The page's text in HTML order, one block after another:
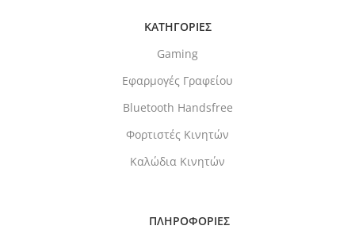
ΚΑΤΗΓΟΡΙΕΣ
Gaming
Εφαρμογές Γραφείου
Bluetooth Handsfree
Φορτιστές Κινητών
Καλώδια Κινητών
ΠΛΗΡΟΦΟΡΙΕΣ